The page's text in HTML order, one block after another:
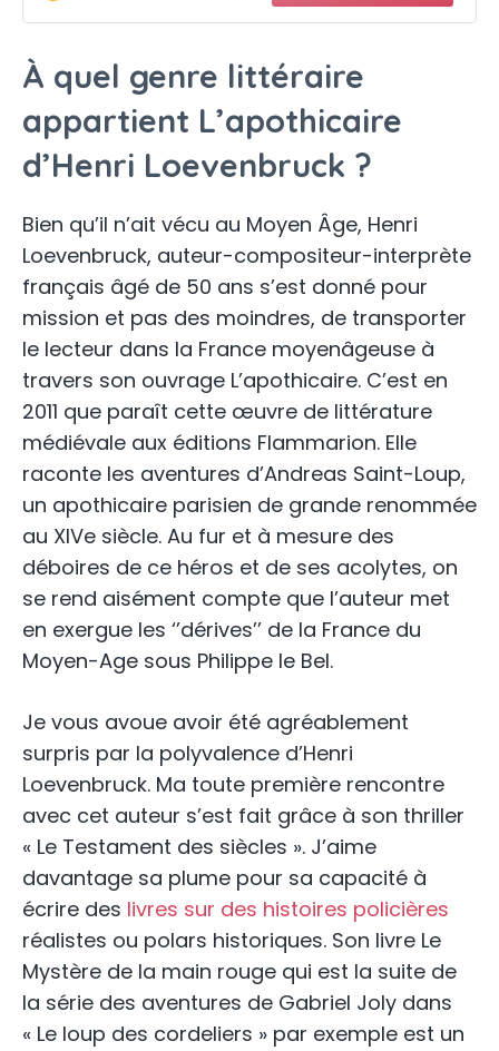
À quel genre littéraire
appartient L’apothicaire
d’Henri Loevenbruck ?
Bien qu’il n’ait vécu au Moyen Âge, Henri
Loevenbruck, auteur-compositeur-interprète
français âgé de 50 ans s’est donné pour
mission et pas des moindres, de transporter
le lecteur dans la France moyenâgeuse à
travers son ouvrage L’apothicaire. C’est en
2011 que paraît cette œuvre de littérature
médiévale aux éditions Flammarion. Elle
raconte les aventures d’Andreas Saint-Loup,
un apothicaire parisien de grande renommée
au XIVe siècle. Au fur et à mesure des
déboires de ce héros et de ses acolytes, on
se rend aisément compte que l’auteur met
en exergue les ‘’dérives’’ de la France du
Moyen-Age sous Philippe le Bel.
Je vous avoue avoir été agréablement
surpris par la polyvalence d’Henri
Loevenbruck. Ma toute première rencontre
avec cet auteur s’est fait grâce à son thriller
« Le Testament des siècles ». J’aime
davantage sa plume pour sa capacité à
écrire des livres sur des histoires policières
réalistes ou polars historiques. Son livre Le
Mystère de la main rouge qui est la suite de
la série des aventures de Gabriel Joly dans
« Le loup des cordeliers » par exemple est un